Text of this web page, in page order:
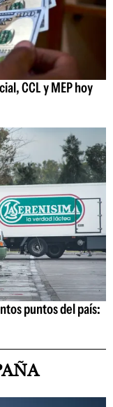
CCL y MEP hoy
puntos del país: